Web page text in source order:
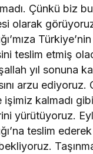
Çünkü biz
olarak
teslim etmiş
yıl sonuna
arzu ediyoruz.
kalmadı
yürütüyoruz.
teslim ederek